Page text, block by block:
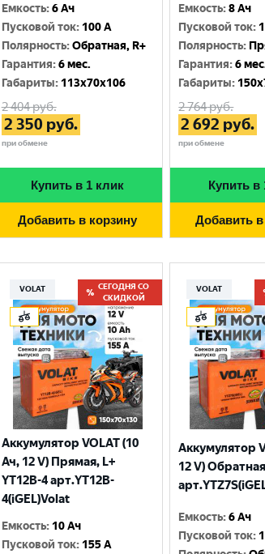
Емкость:6 Ач
Пусковой ток: 100 A
Полярность:Обратная, R+
Гарантия:6 мес.
Габариты: 113x70x106
2 404руб.
2 350 руб.
при обмене
Купить в 1 клик
Добавить в корзину
Емкость:8 Ач
Пусковой ток:
Полярность:
Гарантия:6
Габариты:
2 764руб.
2 692 руб.
при обмене
Купить в
Добавить
VOLAT
СЕГОДНЯ СО
СКИДКОЙ
Аккумулятор VOLAT (10
Ач, 12 V) Прямая, L+
YT12B-4 арт.YT12B-
4(iGEL)Volat
Емкость: 10 Ач
Пусковой ток: 155 A
VOLAT
Аккумулятор
12 V)
Емкость:6 Ач
Пусковой ток: